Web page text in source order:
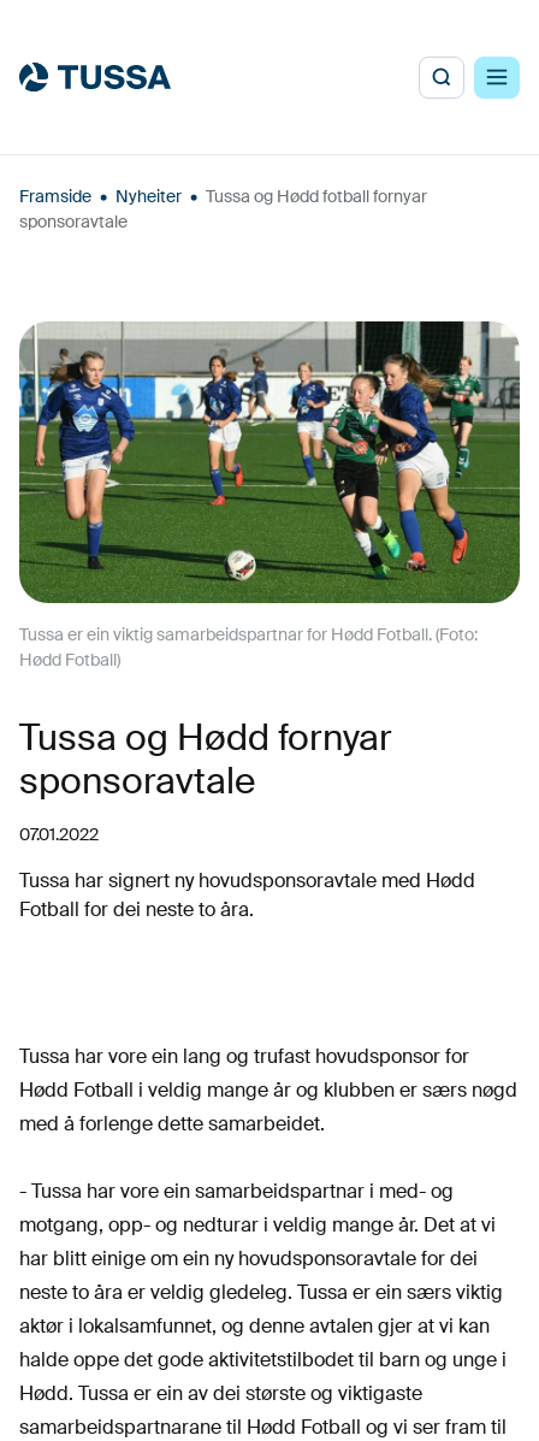
Framside • Nyheiter • Tussa og Hødd fotball fornyar
sponsoravtale
Tussa er ein viktig samarbeidspartnar for Hødd Fotball. (Foto:
Hødd Fotball)
Tussa og Hødd fornyar
sponsoravtale
07.01.2022
Tussa har signert ny hovudsponsoravtale med Hødd
Fotball for dei neste to åra.
Tussa har vore ein lang og trufast hovudsponsor for
Hødd Fotball i veldig mange år og klubben er særs nøgd
med å forlenge dette samarbeidet.
- Tussa har vore ein samarbeidspartnar i med- og
motgang, opp- og nedturar i veldig mange år. Det at vi
har blitt einige om ein ny hovudsponsoravtale for dei
neste to åra er veldig gledeleg. Tussa er ein særs viktig
aktør i lokalsamfunnet, og denne avtalen gjer at vi kan
halde oppe det gode aktivitetstilbodet til barn og unge i
Hødd. Tussa er ein av dei største og viktigaste
samarbeidspartnarane til Hødd Fotball og vi ser fram til